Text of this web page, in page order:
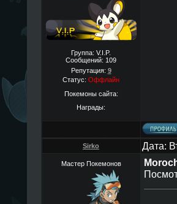
Группа: V.I.P.
Сообщений: 109
Репутация: 9
Статус: Оффлайн
Покемоны сайта:
Награды:
Sirko Дата:
Мастер Покемонов